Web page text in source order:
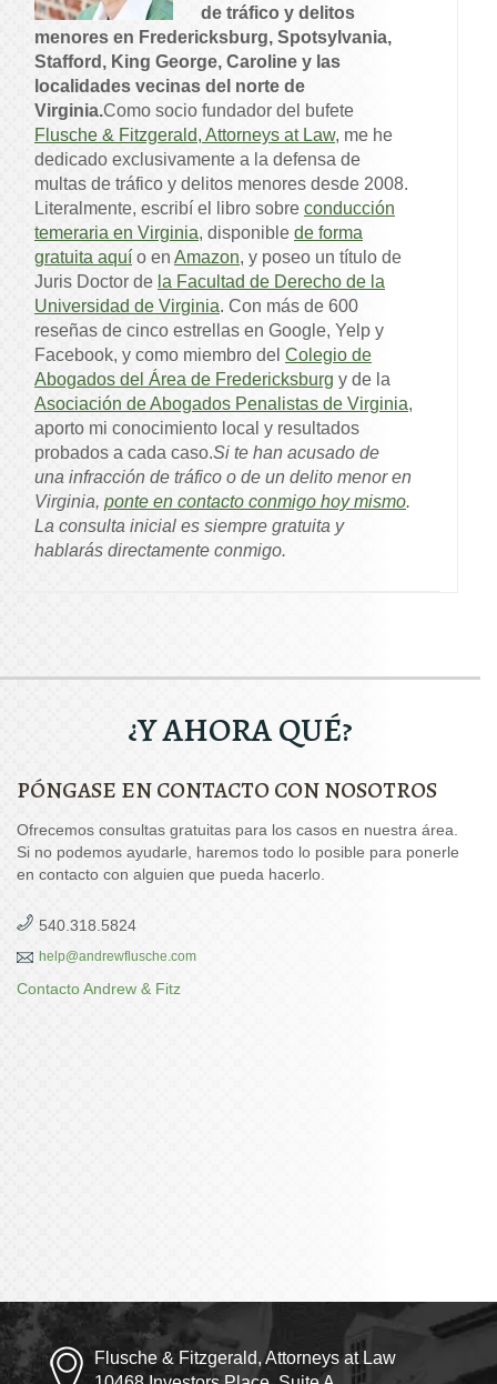
de tráfico y delitos
menores en Fredericksburg, Spotsylvania,
Stafford, King George, Caroline y las
localidades vecinas del norte de
Virginia.Como socio fundador del bufete
Flusche & Fitzgerald, Attorneys at Law, me he
dedicado exclusivamente a la defensa de
multas de tráfico y delitos menores desde 2008.
Literalmente, escribí el libro sobre conducción
temeraria en Virginia, disponible de forma
gratuita aquí o en Amazon, y poseo un título de
Juris Doctor de la Facultad de Derecho de la
Universidad de Virginia. Con más de 600
reseñas de cinco estrellas en Google, Yelp y
Facebook, y como miembro del Colegio de
Abogados del Área de Fredericksburg y de la
Asociación de Abogados Penalistas de Virginia,
aporto mi conocimiento local y resultados
probados a cada caso.Si te han acusado de
una infracción de tráfico o de un delito menor en
Virginia, ponte en contacto conmigo hoy mismo.
La consulta inicial es siempre gratuita y
hablarás directamente conmigo.
¿Y AHORA QUÉ?
PÓNGASE EN CONTACTO CON NOSOTROS
Ofrecemos consultas gratuitas para los casos en nuestra área.
Si no podemos ayudarle, haremos todo lo posible para ponerle
en contacto con alguien que pueda hacerlo.
540.318.5824
help@andrewflusche.com
Contacto Andrew & Fitz
Flusche & Fitzgerald, Attorneys at Law